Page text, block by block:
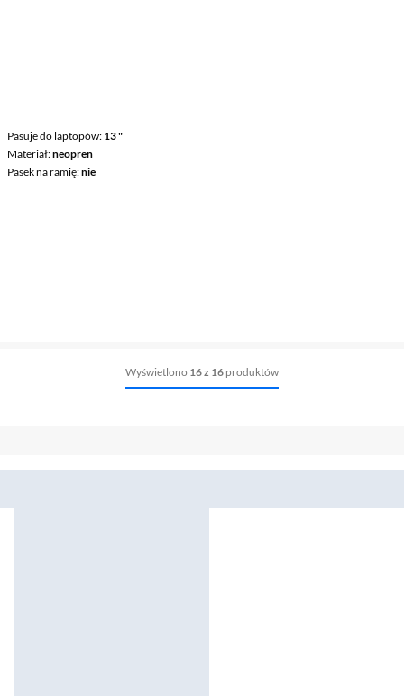
Pasuje do laptopów 13 "
Materiał neopren
Pasek na ramię nie
Wyświetlono 16 z 16 produktów